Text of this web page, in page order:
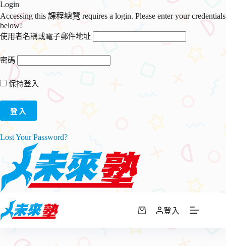
Login
Accessing this 課程總覽 requires a login. Please enter your credentials
below!
使用者名稱或電子郵件地址
密碼
保持登入
Lost Your Password?
至
主
購
物
登入